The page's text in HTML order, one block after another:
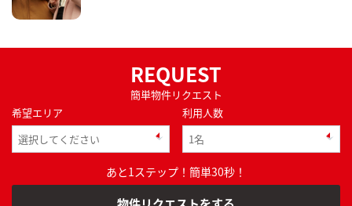
REQUEST
簡単物件リクエスト
希望エリア
利用人数
あと1ステップ！簡単30秒！